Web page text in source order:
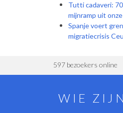
Tutti cadaveri:
mijnramp uit
Spanje voert
migratiecrisis
597 bezoekers online
WIE